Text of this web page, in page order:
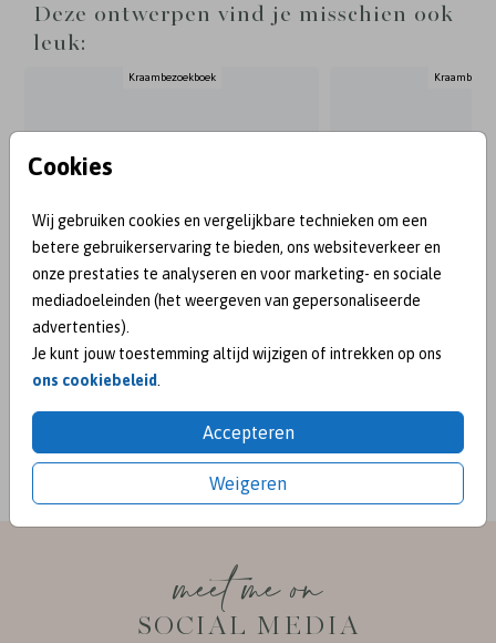
Cookies
Wij gebruiken cookies en vergelijkbare technieken om een
betere gebruikerservaring te bieden, ons websiteverkeer en
onze prestaties te analyseren en voor marketing- en sociale
mediadoeleinden (het weergeven van gepersonaliseerde
advertenties).
Je kunt jouw toestemming altijd wijzigen of intrekken op ons
ons cookiebeleid
Accepteren
Weigeren
Deze ontwerpen vind je misschien ook
leuk:
Kraambezoekboek
BEKEND VAN:
meet me on
SOCIAL MEDIA